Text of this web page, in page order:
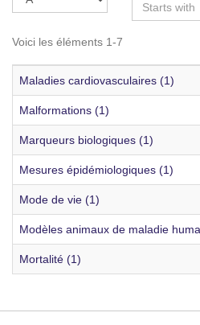
Voici les éléments 1-7
Maladies cardiovasculaires (1)
Malformations (1)
Marqueurs biologiques (1)
Mesures épidémiologiques (1)
Mode de vie (1)
Modèles animaux de maladie
Mortalité (1)